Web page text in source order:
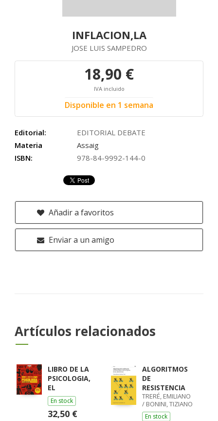
INFLACION,LA
JOSE LUIS SAMPEDRO
18,90 €
IVA incluido
Disponible en 1 semana
Editorial:
EDITORIAL DEBATE
Materia
Assaig
ISBN:
978-84-9992-144-0
Añadir a favoritos
Enviar a un amigo
Artículos relacionados
LIBRO DE LA
PSICOLOGIA,
EL
En stock
32,50 €
ALGORITMOS
DE
RESISTENCIA
TRERÉ, EMILIANO
/ BONINI, TIZIANO
En stock